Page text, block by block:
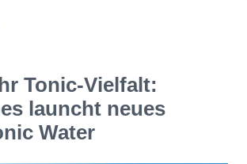
Tonic-Vielfalt:
launcht neues
Water